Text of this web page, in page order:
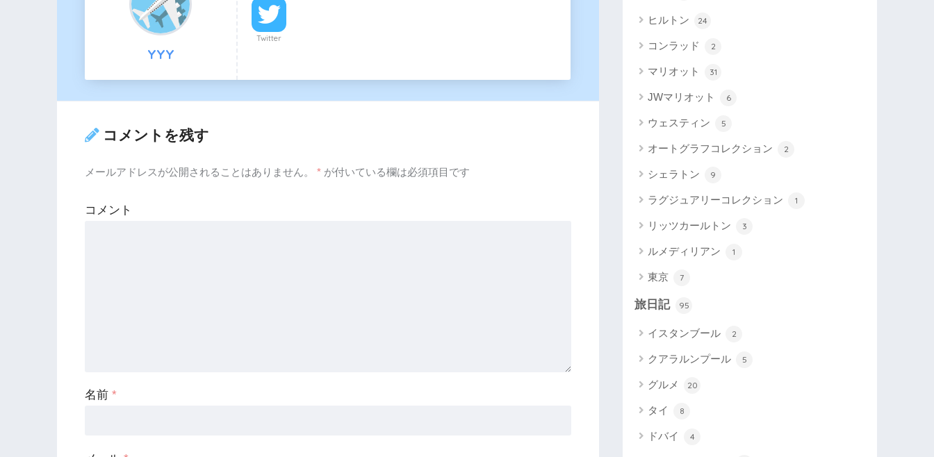
YYY
Twitter
コメントを残す
メールアドレスが公開されることはありません。 * が付いている欄は必須項目です
コメント
名前 *
ヒルトン 24
コンラッド 2
マリオット 31
JWマリオット 6
ウェスティン 5
オートグラフコレクション 2
シェラトン 9
ラグジュアリーコレクション 1
リッツカールトン 3
ルメディリアン 1
東京 7
旅日記 95
イスタンブール 2
クアラルンプール 5
グルメ 20
タイ 8
ドバイ 4